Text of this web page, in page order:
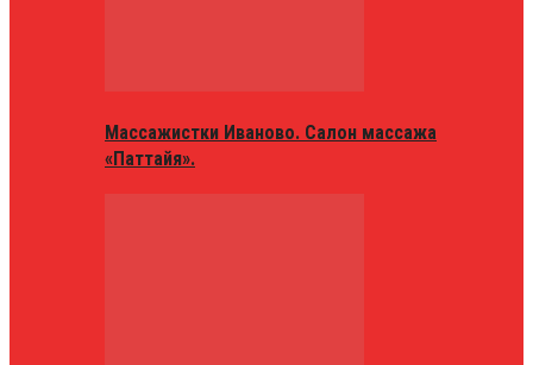
Массажистки Иваново. Салон массажа
«Паттайя».